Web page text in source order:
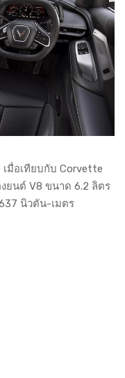
มื่อเทียบกับ Corvette
ยนต์ V8 ขนาด 6.2 ลิตร
นิวตัน-เมตร